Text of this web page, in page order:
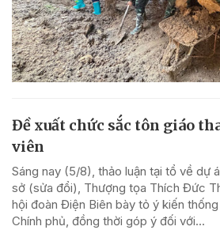
Đề xuất chức sắc tôn giáo
viên
Sáng nay (5/8), thảo luận tại tổ về dự
sở (sửa đổi), Thượng tọa Thích Đức
hội đoàn Điện Biên bày tỏ ý kiến
Chính phủ, đồng thời góp ý đối với...